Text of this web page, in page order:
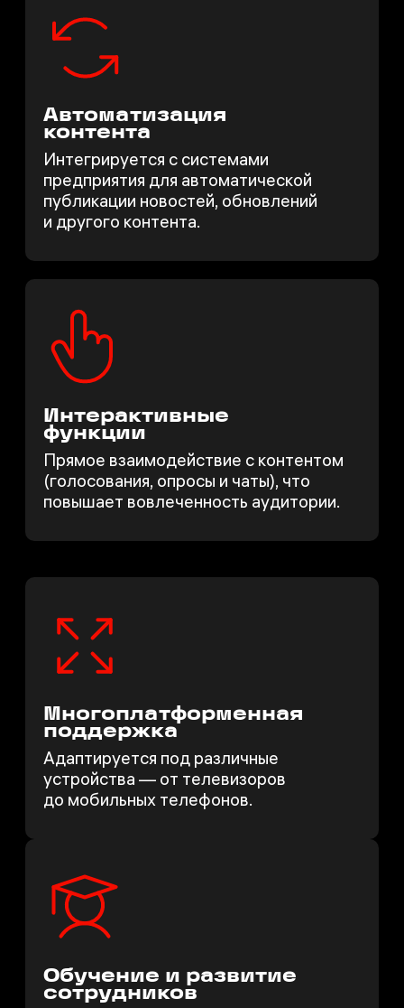
Автоматизация
контента
Интегрируется с системами
предприятия для автоматической
публикации новостей, обновлений
и другого контента.
Интерактивные
функции
Прямое взаимодействие с контентом
(голосования, опросы и чаты), что
повышает вовлеченность аудитории.
Много­платфор­менная
поддержка
Адаптируется под различные
устройства — от телевизоров
до мобильных телефонов.
Обучение и развитие
сотрудников